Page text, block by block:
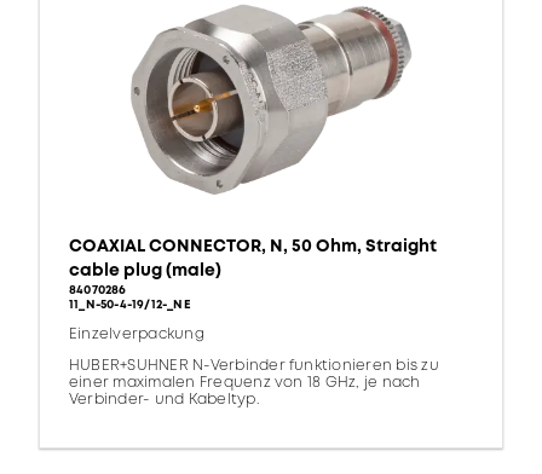
COAXIAL CONNECTOR, N, 50 Ohm, Straight
cable plug (male)
84070286
11_N-50-4-19/12-_NE
Einzelverpackung
HUBER+SUHNER N-Verbinder funktionieren bis zu
einer maximalen Frequenz von 18 GHz, je nach
Verbinder- und Kabeltyp.